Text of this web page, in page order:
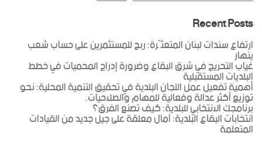
Recent Posts
ارتفاع سندات لبنان المتعثّرة: ربح للمستثمرين على حساب شعب
ينهار
غياب التحريج في شرق البقاع وضرورة إدراج المحميات في خطط
البلديات المستقبلية
أهمية تفعيل عمل اللجان البلدية في تحقيق التنمية المحلية: نحو
توزيع أكثر عدالة وفعالية للمهام والصلاحيات.
برنامجك الانتخابي للبلدية: كيف تصنع الفرق؟
انتخابات البقاع البلدية: آمال معلقة على جيل جديد من القيادات
المتعلمة